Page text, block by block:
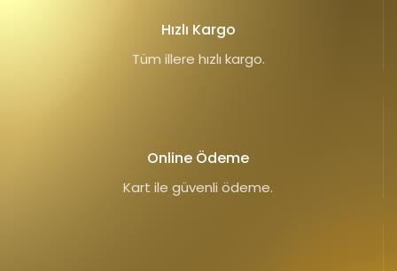
Hızlı Kargo
Tüm illere hızlı kargo.
Online Ödeme
Kart ile güvenli ödeme.